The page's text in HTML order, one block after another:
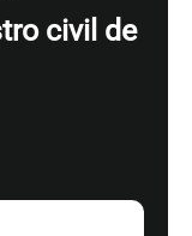
civil de